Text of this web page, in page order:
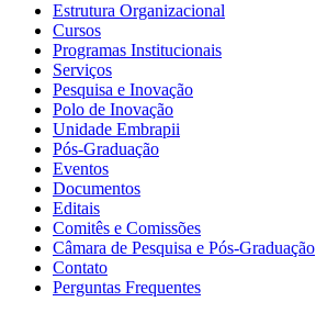
Estrutura Organizacional
Cursos
Programas Institucionais
Serviços
Pesquisa e Inovação
Polo de Inovação
Unidade Embrapii
Pós-Graduação
Eventos
Documentos
Editais
Comitês e Comissões
Câmara de Pesquisa e Pós-Graduação
Contato
Perguntas Frequentes